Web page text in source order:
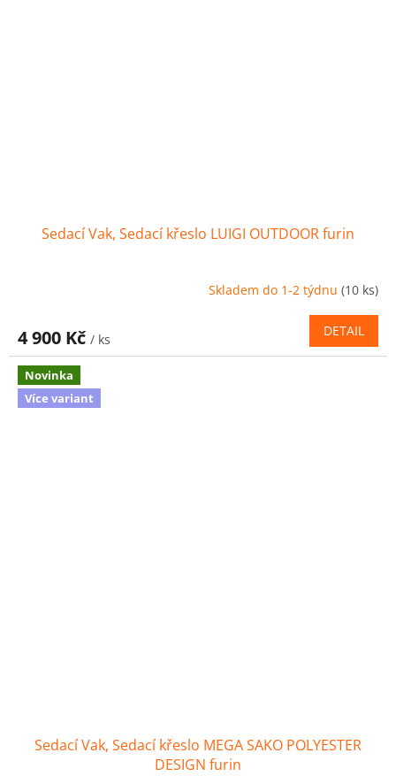
Sedací Vak, Sedací křeslo LUIGI OUTDOOR furin
Skladem do 1-2 týdnu (10 ks)
4 900 Kč / ks
DETAIL
Novinka
Více variant
Sedací Vak, Sedací křeslo MEGA SAKO POLYESTER
DESIGN furin